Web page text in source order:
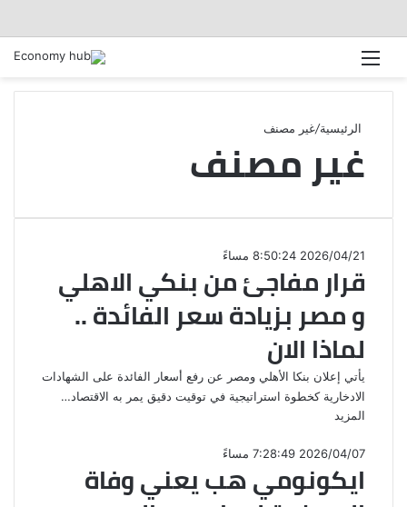
الرئيسية/غير مصنف
غير مصنف
2026/04/21 8:50:24 مساءً
قرار مفاجئ من بنكي الاهلي
و مصر بزيادة سعر الفائدة ..
لماذا الان
يأتي إعلان بنكا الأهلي ومصر عن رفع أسعار الفائدة على الشهادات
الادخارية كخطوة استراتيجية في توقيت دقيق يمر به الاقتصاد…
المزيد
2026/04/07 7:28:49 مساءً
ايكونومي هب يعني وفاة